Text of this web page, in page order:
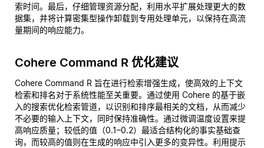
索时间。最后，仔细管理资源分配，利用水平扩展处理更大的数
据集，并将计算密集型操作卸载到专用处理单元，以保持在高流
量期间的响应能力。
Cohere Command R 优化建议
Cohere Command R 旨在进行检索增强生成，使高效的上下文
检索和排名对于系统性能至关重要。通过使用 Cohere 的基于嵌
入的搜索优化检索管道，以识别和排序最相关的文档，从而减少
不必要的输入上下文，同时保持准确性。通过微调温度设置来提
高响应质量；较低的值（0.1–0.2）最适合结构化的事实基础查
询，而较高的值则在生成的响应中引入更多的变异性。利用提示